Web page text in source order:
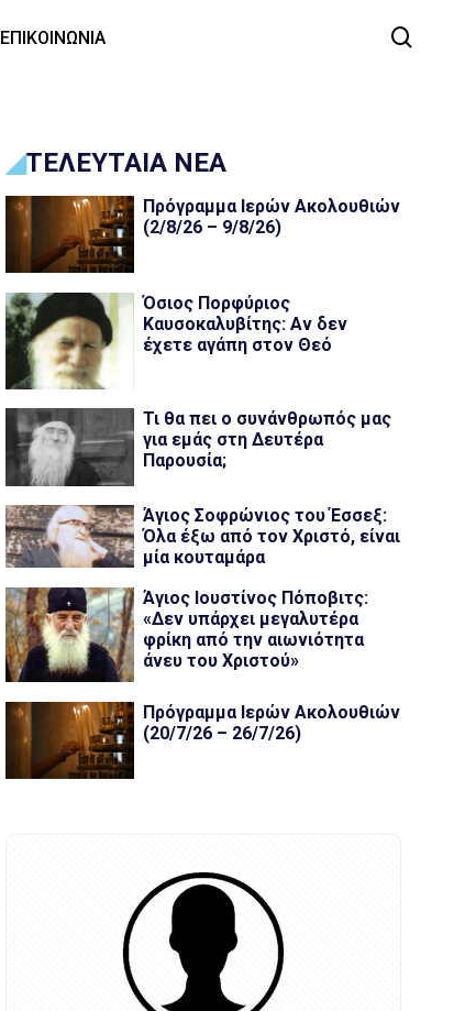
ΕΠΙΚΟΙΝΩΝΙΑ
ΤΕΛΕΥΤΑΙΑ ΝΕΑ
Πρόγραμμα Ιερών Ακολουθιών
(2/8/26 – 9/8/26)
Όσιος Πορφύριος
Καυσοκαλυβίτης: Αν δεν
έχετε αγάπη στον Θεό
Τι θα πει ο συνάνθρωπός μας
για εμάς στη Δευτέρα
Παρουσία;
Άγιος Σοφρώνιος του Έσσεξ:
Όλα έξω από τον Χριστό, είναι
μία κουταμάρα
Άγιος Ιουστίνος Πόποβιτς:
«Δεν υπάρχει μεγαλυτέρα
φρίκη από την αιωνιότητα
άνευ του Χριστού»
Πρόγραμμα Ιερών Ακολουθιών
(20/7/26 – 26/7/26)